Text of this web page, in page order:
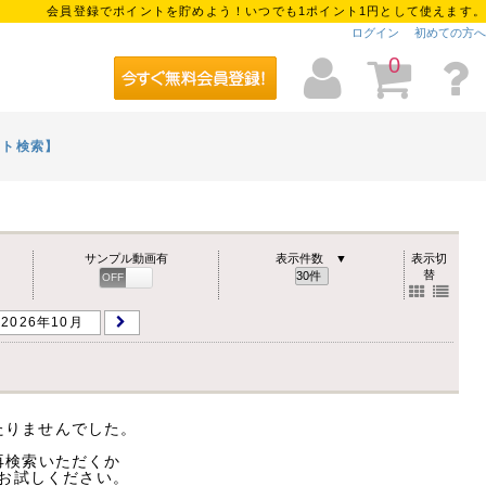
会員登録でポイントを貯めよう！いつでも1ポイント1円として使えます。
ログイン
初めての方へ
0
検索】
サンプル動画有
OFF
表示件数 ▼
表示切
替
2026年10月
ませんでした。
索いただくか
試しください。